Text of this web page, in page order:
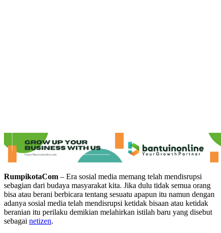
RumpikotaCom – Era sosial media memang telah mendisrupsi
sebagian dari budaya masyarakat kita. Jika dulu tidak semua orang
bisa atau berani berbicara tentang sesuatu apapun itu namun dengan
adanya sosial media telah mendisrupsi ketidak bisaan atau ketidak
beranian itu perilaku demikian melahirkan istilah baru yang disebut
sebagai netizen.